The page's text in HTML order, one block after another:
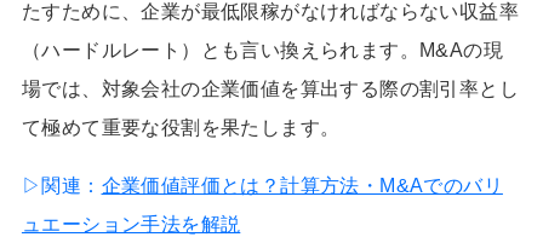
たすために、企業が最低限稼がなければならない収益率
（ハードルレート）とも言い換えられます。M&Aの現
場では、対象会社の企業価値を算出する際の割引率とし
て極めて重要な役割を果たします。
▷関連： 企業価値評価とは？計算方法・M&Aでのバリ
ュエーション手法を解説